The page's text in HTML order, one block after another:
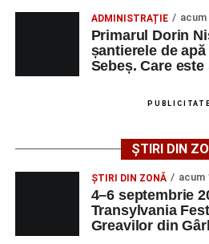
Urmărește-ne pe
Ultimele știri din Sebeș
Femeie de 66 de ani,
strada Dorobanți din Sebeș
Accident pe strada
de 66 de ani rănită grav,
motocicletă
4–6 septembrie 2026:
ADMINISTRAȚIE
Primarul Dorin
șantierele de
Sebeș. Care
PUBLICITATE
ȘTIRI DIN
ȘTIRI DIN ZONĂ acum
4–6 septembrie
Transylvania
Greavilor din